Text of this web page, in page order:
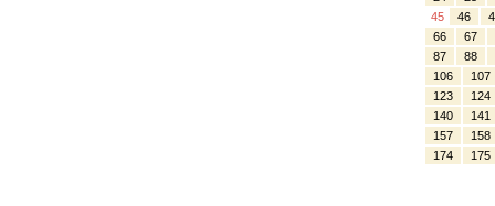
45
46
66
67
87
88
106
107
123
124
140
141
157
158
174
175